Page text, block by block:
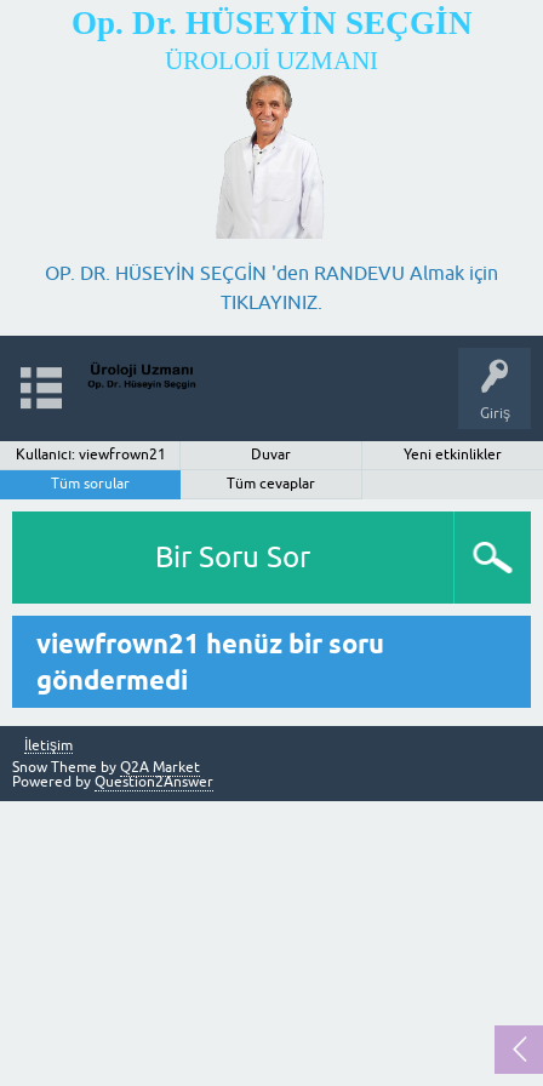
Op. Dr. HÜSEYİN SEÇGİN
ÜROLOJİ UZMANI
OP. DR. HÜSEYİN SEÇGİN 'den RANDEVU Almak için
TIKLAYINIZ.
Giriş
Kullanıcı: viewfrown21 Duvar
Yeni etkinlikler
Tüm sorular
Tüm cevaplar
Bir Soru Sor
viewfrown21 henüz bir soru
göndermedi
İletişim
Snow Theme by Q2A Market
Powered by Question2Answer